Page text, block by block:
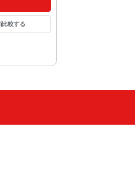
比較する